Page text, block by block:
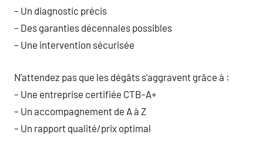
– Un diagnostic précis
– Des garanties décennales possibles
– Une intervention sécurisée
N’attendez pas que les dégâts s’aggravent grâce à :
– Une entreprise certifiée CTB-A+
– Un accompagnement de A à Z
– Un rapport qualité/prix optimal